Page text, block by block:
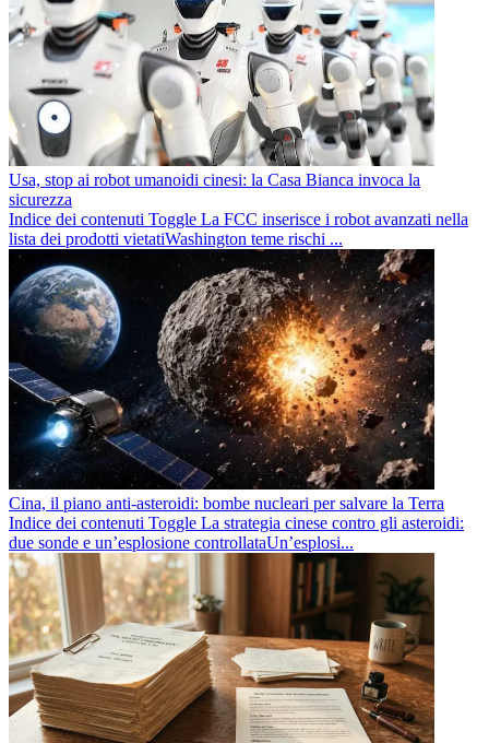
Usa, stop ai robot umanoidi cinesi: la Casa Bianca invoca la
sicurezza
Indice dei contenuti Toggle La FCC inserisce i robot avanzati nella
lista dei prodotti vietatiWashington teme rischi ...
Cina, il piano anti-asteroidi: bombe nucleari per salvare la Terra
Indice dei contenuti Toggle La strategia cinese contro gli asteroidi:
due sonde e un’esplosione controllataUn’esplosi...